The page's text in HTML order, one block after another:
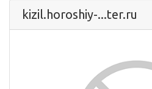
kizil.horoshiy-...ter.ru